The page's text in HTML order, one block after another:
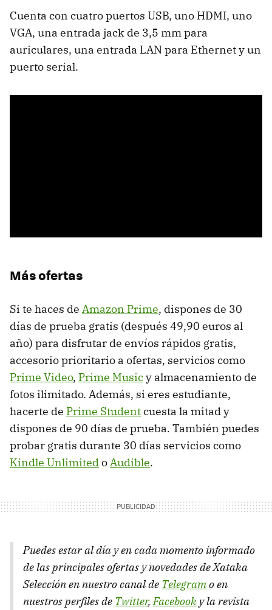
Cuenta con cuatro puertos USB, uno HDMI, uno
VGA, una entrada jack de 3,5 mm para
auriculares, una entrada LAN para Ethernet y un
puerto serial.
Más ofertas
Si te haces de Amazon Prime, dispones de 30
días de prueba gratis (después 49,90 euros al
año) para disfrutar de envíos rápidos gratis,
accesorio prioritario a ofertas, servicios como
Prime Video, Prime Musicy almacenamiento de
fotos ilimitado. Además, si eres estudiante,
hacerte de Prime Studentcuesta la mitad y
dispones de 90 días de prueba. También puedes
probar gratis durante 30 días servicios como
Kindle UnlimitedoAudible.
Puedes estar al día y en cada momento informado
de las principales ofertas y novedades de Xataka
Selección en nuestro canal de Telegramo en
nuestros perfiles de Twitter,Facebook y la revista